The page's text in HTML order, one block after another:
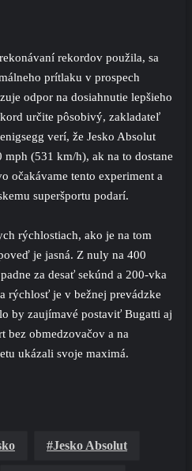
rekordov použila, sa
prítlaku v prospech
odpor na dosiahnutie lepšieho
určite pôsobivý, zakladateľ
verí, že Jesko Absolut
(531 km/h), ak na to dostane
očakávame tento experiment a
superšportu podarí.
rýchlostiach, ako je na tom
je jasná. Z nuly na 400
za desať sekúnd a 200-vka
rýchlosť je v bežnej prevádzke
by zaujímavé postaviť Bugatti aj
bez obmedzovačov a na
ukázali svoje maximá.
Jesko Absolut